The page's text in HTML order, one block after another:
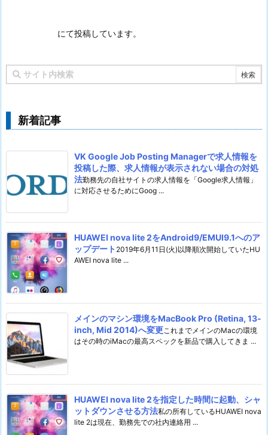
にて投稿しています。
新着記事
VK Google Job Posting Managerで求人情報を
投稿した際、求人情報が表示されない場合の対処
法勤務先の自社サイトの求人情報を「Google求人情報」
に対応させるためにGoog ...
HUAWEI nova lite 2をAndroid9/EMUI9.1へのア
ップデート 2019年6月11日(火)以降順次開始していたHU
AWEI nova lite ...
メインのマシン環境をMacBook Pro (Retina, 13-
inch, Mid 2014)へ変更これまでメインのMacの環境
はその時のiMacの最高スペックを新品で購入してきま ...
HUAWEI nova lite 2を指定した時間に起動、シャ
ットダウンさせる方法私の所有しているHUAWEI nova
lite 2は現在、勤務先での社内連絡用 ...